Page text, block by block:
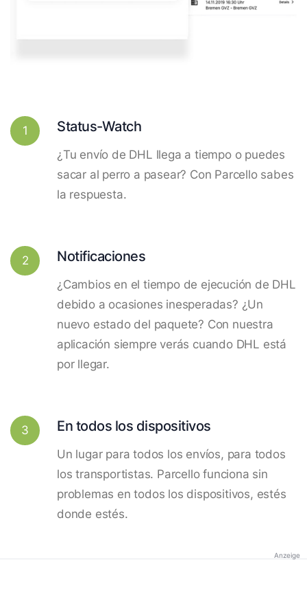
1 Status-Watch
¿Tu envío de DHL llega a tiempo o puedes
sacar al perro a pasear? Con Parcello sabes
la respuesta.
2 Notificaciones
¿Cambios en el tiempo de ejecución de DHL
debido a ocasiones inesperadas? ¿Un
nuevo estado del paquete? Con nuestra
aplicación siempre verás cuando DHL está
por llegar.
3 En todos los dispositivos
Un lugar para todos los envíos, para todos
los transportistas. Parcello funciona sin
problemas en todos los dispositivos, estés
donde estés.
Anzeige